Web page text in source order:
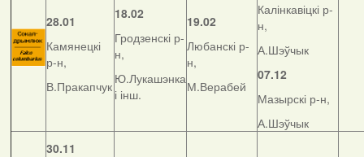
28.01
Камянецкі
р-н,
В.Пракапчук
18.02
Гродзенскі р-
н,
Ю.Лукашэнка
і інш.
19.02
Любанскі р-
н,
М.Верабей
Калінкавіцкі р-
н,
А.Шэўчык
07.12
Мазырскі р-н,
А.Шэўчык
30.11